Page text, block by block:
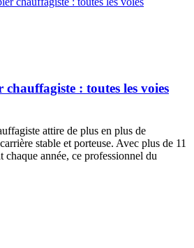
: toutes les voies
attire de plus en plus de
stable et porteuse. Avec plus de 11
chaque année, ce professionnel du